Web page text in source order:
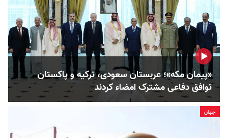
«پیمان مکه»؛ عربستان سعودی، ترکیه و پاکستان
توافق دفاعی مشترک امضاء کردند
جهان